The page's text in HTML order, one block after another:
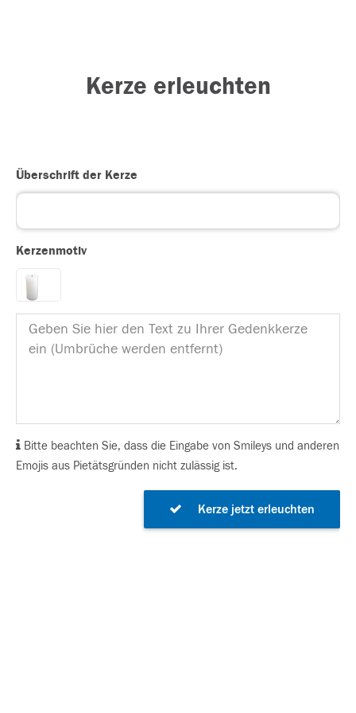
Kerze erleuchten
Überschrift der Kerze
Kerzenmotiv
Bitte beachten Sie, dass die Eingabe von Smileys und anderen
Emojis aus Pietätsgründen nicht zulässig ist.
Kerze jetzt erleuchten